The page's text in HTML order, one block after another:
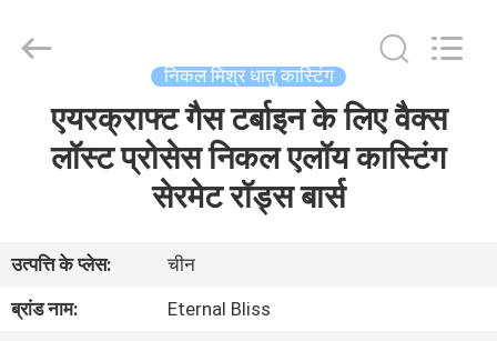
वीडियो
Casting
निकल मिश्र धातु कास्टिंग
एयरक्राफ्ट गैस टर्बाइन के लिए वैक्स
लॉस्ट प्रोसेस निकल एलॉय कास्टिंग
सेरमेट रॉड्स बार्स
उत्पत्ति के प्लेस:
चीन
ब्रांड नाम:
Eternal Bliss